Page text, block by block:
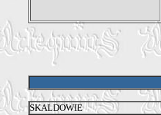
SKALDOWIE